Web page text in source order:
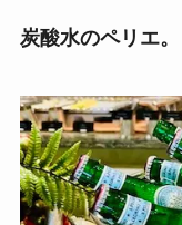
炭酸水のペリエ。